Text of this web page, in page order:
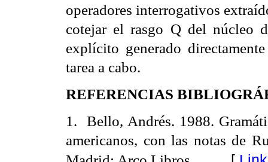
operadores interrogativos
cotejar el rasgo Q del núcleo
explícito generado
tarea a cabo.
REFERENCIAS
1. Bello, Andrés. 1988.
americanos, con las notas de